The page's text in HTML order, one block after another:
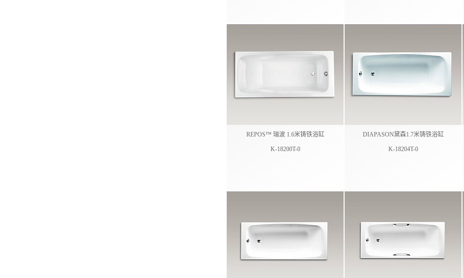
REPOS™ 瑞波 1.6米铸铁浴缸
K-18200T-0
DIAPASON黛森1.7米铸铁浴缸
K-18204T-0